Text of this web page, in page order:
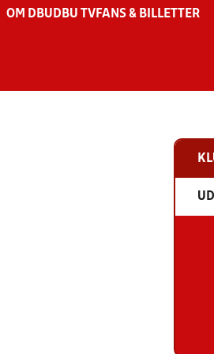
OM DBU DBU TV FANS & BILLETTER